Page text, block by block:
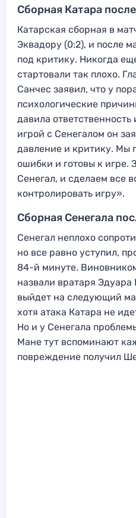
Сборная Катара
Катарская сборная в
Эквадору (0:2), и после
под критику. Никогда
стартовали так плохо.
Санчес заявил, что у
психологические
давила
игрой с Сенегалом он
давление и критику. Мы
ошибки и готовы к игре.
Сенегал, и сделаем все
контролировать игру».
Сборная Сенегала
Сенегал неплохо
но все равно уступил,
84-й минуте.
назвали вратаря
выйдет на следующий
хотя атака Катара не
Но и у Сенегала
Мане тут вспоминают
повреждение получил